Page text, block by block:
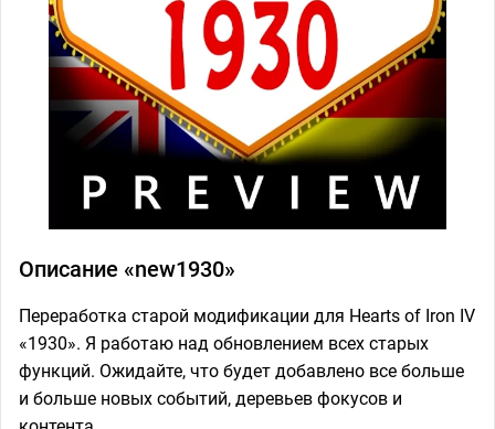
Описание «new1930»
Переработка старой модификации для Hearts of Iron IV
«1930». Я работаю над обновлением всех старых
функций. Ожидайте, что будет добавлено все больше
и больше новых событий, деревьев фокусов и